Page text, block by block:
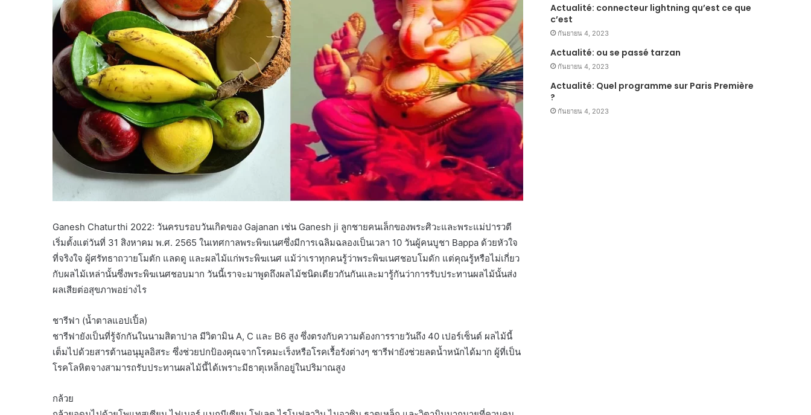
Ganesh Chaturthi 2022: วันครบรอบวันเกิดของ Gajanan เช่น Ganesh ji ลูกชายคนเล็กของพระศิวะและพระแม่ปารวตี
เริ่มตั้งแต่วันที่ 31 สิงหาคม พ.ศ. 2565 ในเทศกาลพระพิฆเนศซึ่งมีการเฉลิมฉลองเป็นเวลา 10 วันผู้คนบูชา Bappa ด้วยหัวใจ
ที่จริงใจ ผู้ศรัทธาถวายโมตัก แลดดู และผลไม้แก่พระพิฆเนศ แม้ว่าเราทุกคนรู้ว่าพระพิฆเนศชอบโมดัก แต่คุณรู้หรือไม่เกี่ยว
กับผลไม้เหล่านั้นซึ่งพระพิฆเนศชอบมาก วันนี้เราจะมาพูดถึงผลไม้ชนิดเดียวกันกันและมารู้กันว่าการรับประทานผลไม้นั้นส่ง
ผลเสียต่อสุขภาพอย่างไร
ชารีฟา (น้ำตาลแอปเปิ้ล)
ชารีฟายังเป็นที่รู้จักกันในนามสิตาปาล มีวิตามิน A, C และ B6 สูง ซึ่งตรงกับความต้องการรายวันถึง 40 เปอร์เซ็นต์ ผลไม้นี้
เต็มไปด้วยสารต้านอนุมูลอิสระ ซึ่งช่วยปกป้องคุณจากโรคมะเร็งหรือโรคเรื้อรังต่างๆ ชารีฟายังช่วยลดน้ำหนักได้มาก ผู้ที่เป็น
โรคโลหิตจางสามารถรับประทานผลไม้นี้ได้เพราะมีธาตุเหล็กอยู่ในปริมาณสูง
กล้วย
Actualité: connecteur lightning qu’est ce que
c’est
กันยายน 4, 2023
Actualité: ou se passé tarzan
กันยายน 4, 2023
Actualité: Quel programme sur Paris Première
?
กันยายน 4, 2023